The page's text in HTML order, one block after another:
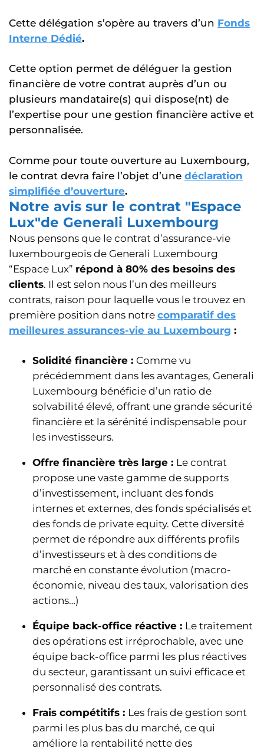
Cette délégation s’opère au travers d’un Fonds
Interne Dédié.
Cette option permet de déléguer la gestion
financière de votre contrat auprès d’un ou
plusieurs mandataire(s) qui dispose(nt) de
l’expertise pour une gestion financière active et
personnalisée.
Comme pour toute ouverture au Luxembourg,
le contrat devra faire l’objet d’une déclaration
simplifiée d’ouverture.
Notre avis sur le contrat "Espace
Lux"de Generali Luxembourg
Nous pensons que le contrat d’assurance-vie
luxembourgeois de Generali Luxembourg
“Espace Lux” répond à 80% des besoins des
clients. Il est selon nous l’un des meilleurs
contrats, raison pour laquelle vous le trouvez en
première position dans notre comparatif des
meilleures assurances-vie au Luxembourg :
Solidité financière : Comme vu
précédemment dans les avantages, Generali
Luxembourg bénéficie d’un ratio de
solvabilité élevé, offrant une grande sécurité
financière et la sérénité indispensable pour
les investisseurs.
Offre financière très large : Le contrat
propose une vaste gamme de supports
d’investissement, incluant des fonds
internes et externes, des fonds spécialisés et
des fonds de private equity. Cette diversité
permet de répondre aux différents profils
d’investisseurs et à des conditions de
marché en constante évolution (macro-
économie, niveau des taux, valorisation des
actions…)
Équipe back-office réactive : Le traitement
des opérations est irréprochable, avec une
équipe back-office parmi les plus réactives
du secteur, garantissant un suivi efficace et
personnalisé des contrats.
Frais compétitifs : Les frais de gestion sont
parmi les plus bas du marché, ce qui
améliore la rentabilité nette des